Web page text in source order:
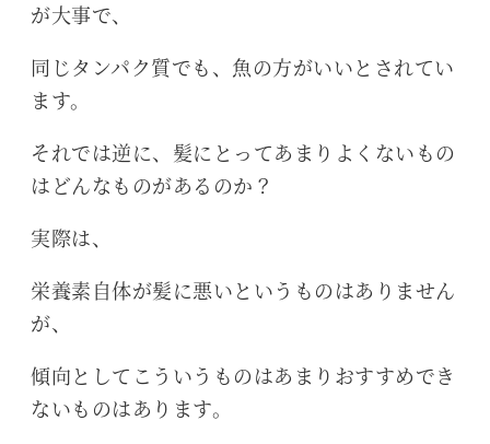
が大事で、
同じタンパク質でも、魚の方がいいとされてい
ます。
それでは逆に、髪にとってあまりよくないもの
はどんなものがあるのか？
実際は、
栄養素自体が髪に悪いというものはありません
が、
傾向としてこういうものはあまりおすすめでき
ないものはあります。